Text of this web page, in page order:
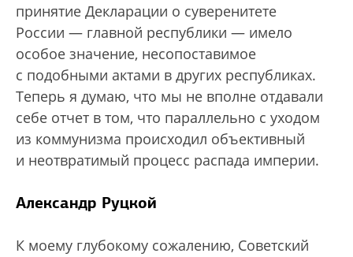
принятие Декларации о суверенитете
России — главной республики — имело
особое значение, несопоставимое
с подобными актами в других республиках.
Теперь я думаю, что мы не вполне отдавали
себе отчет в том, что параллельно с уходом
из коммунизма происходил объективный
и неотвратимый процесс распада империи.
Александр Руцкой
К моему глубокому сожалению, Советский